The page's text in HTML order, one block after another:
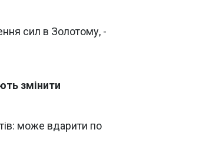
сил в Золотому, -
змінити
може вдарити по